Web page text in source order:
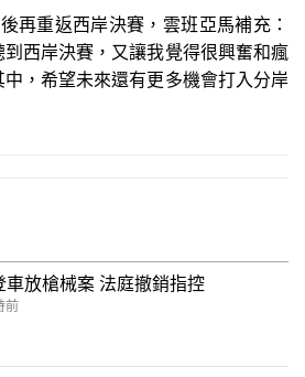
再重返西岸決賽，雲班亞馬補充：
到西岸決賽，又讓我覺得很興奮和瘋
，希望未來還有更多機會打入分岸
車放槍械案 法庭撤銷指控
前